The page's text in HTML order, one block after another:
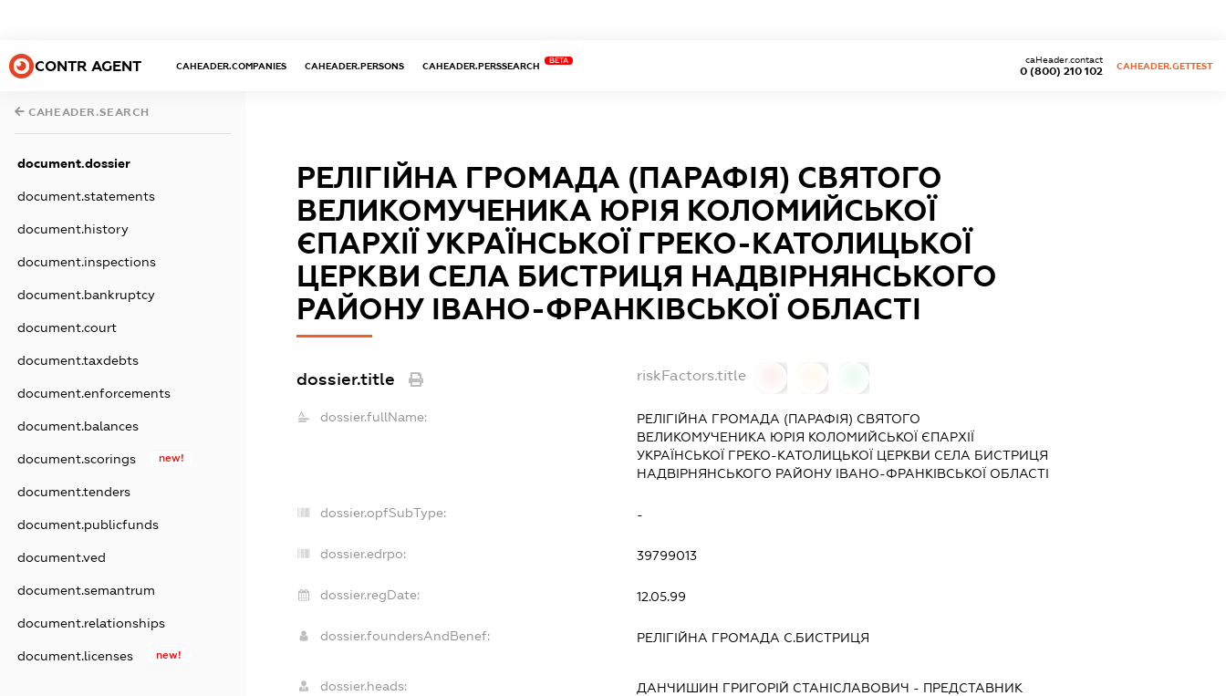
CONTR AGENT CAHEADER.COMPANIES CAHEADER.PERSONS CAHEADER.PERSSEARCH
BETA
0 (800) 210 102
caHeader.contact
CAHEADER.GETTEST
CAHEADER.SEARCH
document.dossier
document.statements
document.history
document.inspections
document.bankruptcy
document.court
document.taxdebts
document.enforcements
document.balances
document.scorings new!
document.tenders
document.publicfunds
document.ved
document.semantrum
document.relationships
document.licenses new!
РЕЛІГІЙНА ГРОМАДА (ПАРАФІЯ) СВЯТОГО
ВЕЛИКОМУЧЕНИКА ЮРІЯ КОЛОМИЙСЬКОЇ
ЄПАРХІЇ УКРАЇНСЬКОЇ ГРЕКО-КАТОЛИЦЬКОЇ
ЦЕРКВИ СЕЛА БИСТРИЦЯ НАДВІРНЯНСЬКОГО
РАЙОНУ ІВАНО-ФРАНКІВСЬКОЇ ОБЛАСТІ
dossier.title riskFactors.title
dossier.fullName:
РЕЛІГІЙНА ГРОМАДА (ПАРАФІЯ) СВЯТОГО
ВЕЛИКОМУЧЕНИКА ЮРІЯ КОЛОМИЙСЬКОЇ ЄПАРХІЇ
УКРАЇНСЬКОЇ ГРЕКО-КАТОЛИЦЬКОЇ ЦЕРКВИ СЕЛА БИСТРИЦЯ
НАДВІРНЯНСЬКОГО РАЙОНУ ІВАНО-ФРАНКІВСЬКОЇ ОБЛАСТІ
dossier.opfSubType: -
dossier.edrpo: 39799013
dossier.regDate: 12.05.99
dossier.foundersAndBenef: РЕЛІГІЙНА ГРОМАДА С.БИСТРИЦЯ
dossier.heads: ДАНЧИШИН ГРИГОРІЙ СТАНІСЛАВОВИЧ - ПРЕДСТАВНИК